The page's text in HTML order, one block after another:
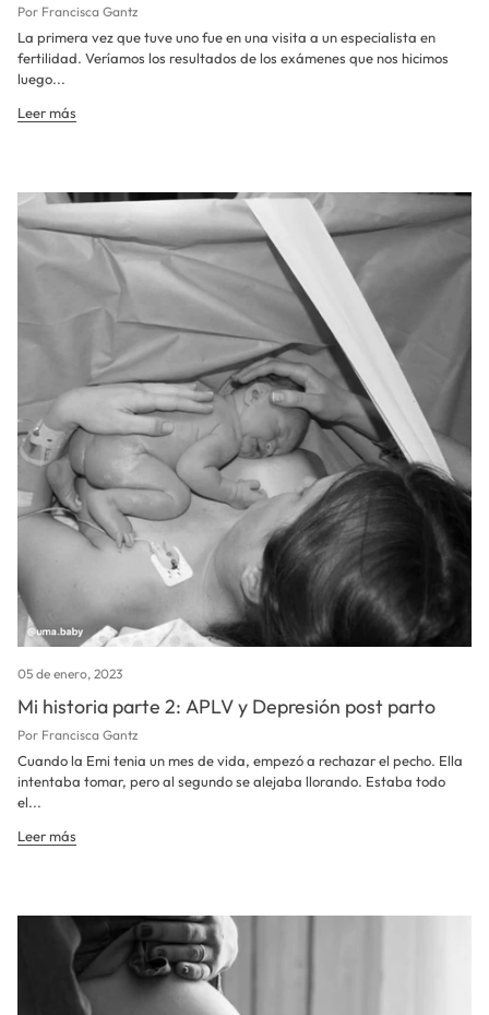
Por Francisca Gantz
La primera vez que tuve uno fue en una visita a un especialista en
fertilidad. Veríamos los resultados de los exámenes que nos hicimos
luego...
Leer más
05 de enero, 2023
Mi historia parte 2: APLV y Depresión post parto
Por Francisca Gantz
Cuando la Emi tenia un mes de vida, empezó a rechazar el pecho. Ella
intentaba tomar, pero al segundo se alejaba llorando. Estaba todo
el...
Leer más